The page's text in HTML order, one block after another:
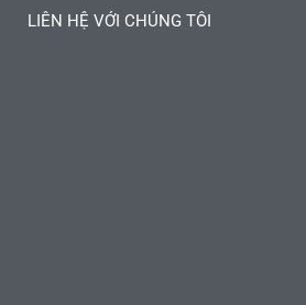
LIÊN HỆ VỚI CHÚNG TÔI